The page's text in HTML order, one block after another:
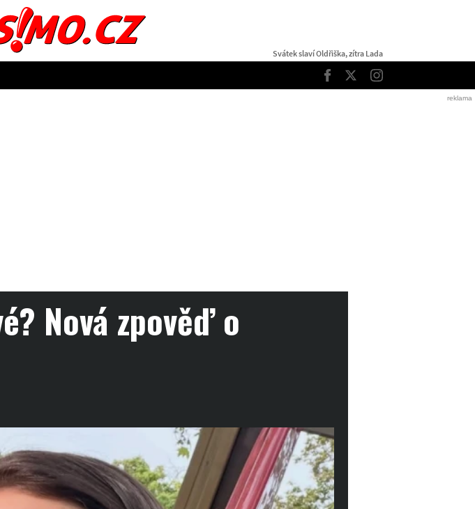
Svátek slaví Oldřiška, zítra Lada
Facebook
TwitterInstagram
Nová zpověď o